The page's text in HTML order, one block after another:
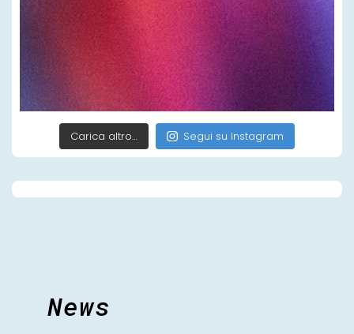
Carica altro… Segui su Instagram
News